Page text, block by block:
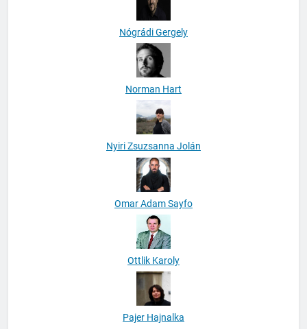
Nógrádi Gergely
Norman Hart
Nyiri Zsuzsanna Jolán
Omar Adam Sayfo
Ottlik Karoly
Pajer Hajnalka